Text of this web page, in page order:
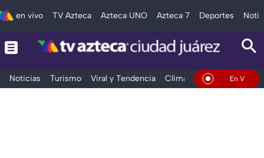
en vivo TV Azteca Azteca UNO Azteca 7 Deportes
Noticias Turismo Viral y Tendencia Clima DeportesEn Vivo